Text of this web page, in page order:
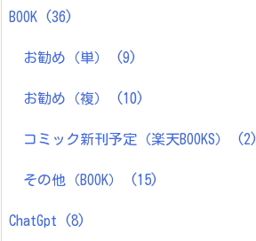
BOOK (36)
お勧め（単） (9)
お勧め（複） (10)
コミック新刊予定（楽天BOOKS） (2)
その他（BOOK） (15)
ChatGpt (8)